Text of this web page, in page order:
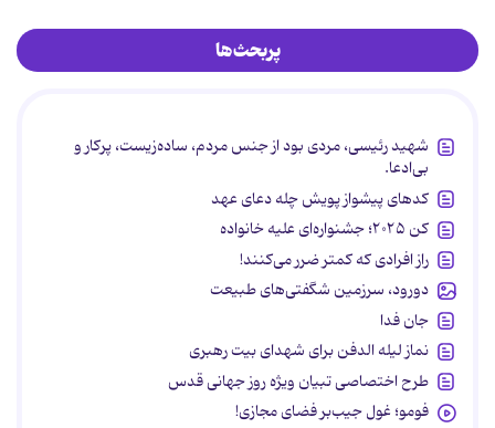
پربحث‌ها
شهید رئیسی، مردی بود از جنس مردم، ساده‌زیست، پرکار و
بی‌ادعا.
کدهای پیشواز پویش چله دعای عهد
کن ۲۰۲۵؛ جشنواره‌ای علیه خانواده
راز افرادی که کمتر ضرر می‌کنند!
دورود، سرزمین شگفتی‌های طبیعت
جان فدا
نماز لیله الدفن برای شهدای بیت رهبری
طرح اختصاصی تبیان ویژه روز جهانی قدس
فومو؛ غول جیب‌بر فضای مجازی!